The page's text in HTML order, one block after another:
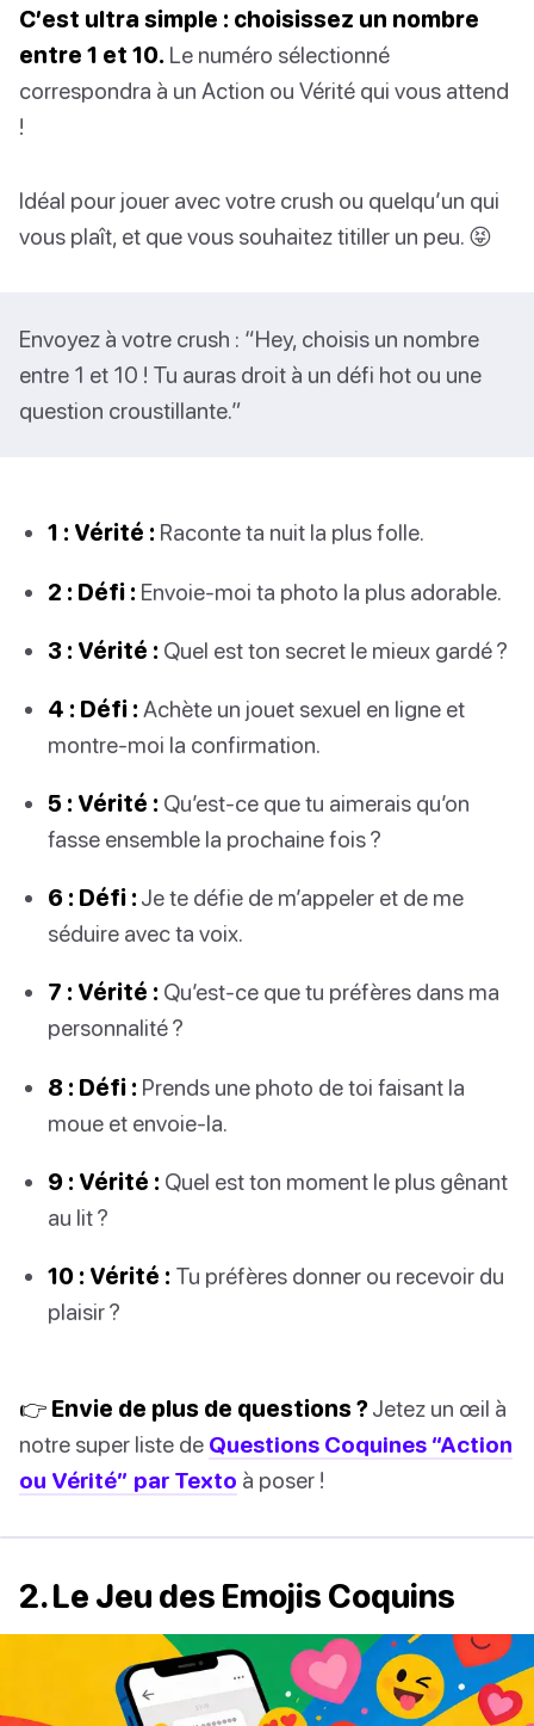
C’est ultra simple : choisissez un nombre
entre 1 et 10. Le numéro sélectionné
correspondra à un Action ou Vérité qui vous attend
!
Idéal pour jouer avec votre crush ou quelqu’un qui
vous plaît, et que vous souhaitez titiller un peu. 😝
Envoyez à votre crush : “Hey, choisis un nombre
entre 1 et 10 ! Tu auras droit à un défi hot ou une
question croustillante.”
1 : Vérité : Raconte ta nuit la plus folle.
2 : Défi : Envoie-moi ta photo la plus adorable.
3 : Vérité : Quel est ton secret le mieux gardé ?
4 : Défi : Achète un jouet sexuel en ligne et
montre-moi la confirmation.
5 : Vérité : Qu’est-ce que tu aimerais qu’on
fasse ensemble la prochaine fois ?
6 : Défi : Je te défie de m’appeler et de me
séduire avec ta voix.
7 : Vérité : Qu’est-ce que tu préfères dans ma
personnalité ?
8 : Défi : Prends une photo de toi faisant la
moue et envoie-la.
9 : Vérité : Quel est ton moment le plus gênant
au lit ?
10 : Vérité : Tu préfères donner ou recevoir du
plaisir ?
👉 Envie de plus de questions ?Jetez un œil à
notre super liste de Questions Coquines “Action
ou Vérité” par Texto à poser !
2. Le Jeu des Emojis Coquins